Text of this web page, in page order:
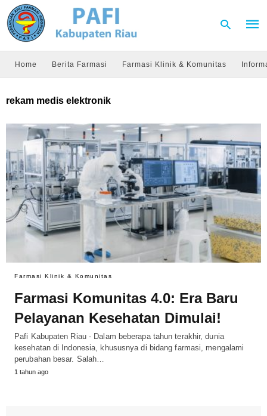
hit
Home Berita Farmasi Farmasi Klinik & Komunitas
rekam medis elektronik
Farmasi Klinik & Komunitas
Farmasi Komunitas 4.0: Era Baru
Pelayanan Kesehatan Dimulai!
Pafi Kabupaten Riau - Dalam beberapa tahun terakhir, dunia
kesehatan di Indonesia, khususnya di bidang farmasi, mengalami
perubahan besar. Salah…
1 tahun ago